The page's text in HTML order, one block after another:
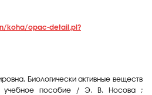
koha/opac-detail.pl?
Биологически активные веществ
учебное пособие / Э. В. Носова ;